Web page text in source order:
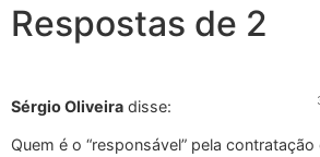
Respostas de 2
Sérgio Oliveira disse:
Quem é o “responsável” pela contratação